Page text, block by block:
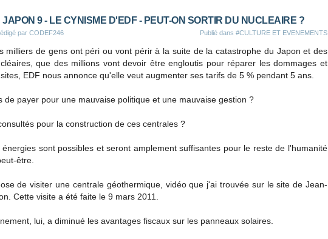
JAPON 9 - LE CYNISME D'EDF - PEUT-ON SORTIR DU NUCLEAIRE ?
par CODEF246 Publié dans #CULTURE ET EVENEMENTS
milliers de gens ont péri ou vont périr à la suite de la catastrophe du Japon et des
que des millions vont devoir être engloutis pour réparer les dommages et
EDF nous annonce qu'elle veut augmenter ses tarifs de 5 % pendant 5 ans.
de payer pour une mauvaise politique et une mauvaise gestion ?
pour la construction de ces centrales ?
énergies sont possibles et seront amplement suffisantes pour le reste de l'humanité
être.
de visiter une centrale géothermique, vidéo que j'ai trouvée sur le site de Jean-
Cette visite a été faite le 9 mars 2011.
lui, a diminué les avantages fiscaux sur les panneaux solaires.